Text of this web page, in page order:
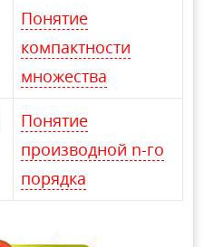
Понятие
компактности
множества
Понятие
производной n-го
порядка